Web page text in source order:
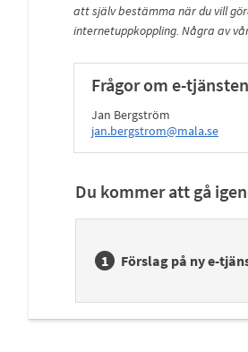
att själv bestämma när du vill
internetuppkoppling. Några av
Frågor om e-tjänsten
Jan Bergström
jan.bergstrom@mala.se
Du kommer att gå
Förslag på ny e-